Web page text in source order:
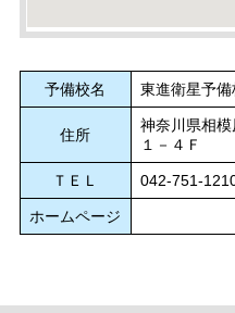
予備校名 東進衛星予
住所
神奈川県相
１－４Ｆ
ＴＥＬ 042-751-
ホームページ